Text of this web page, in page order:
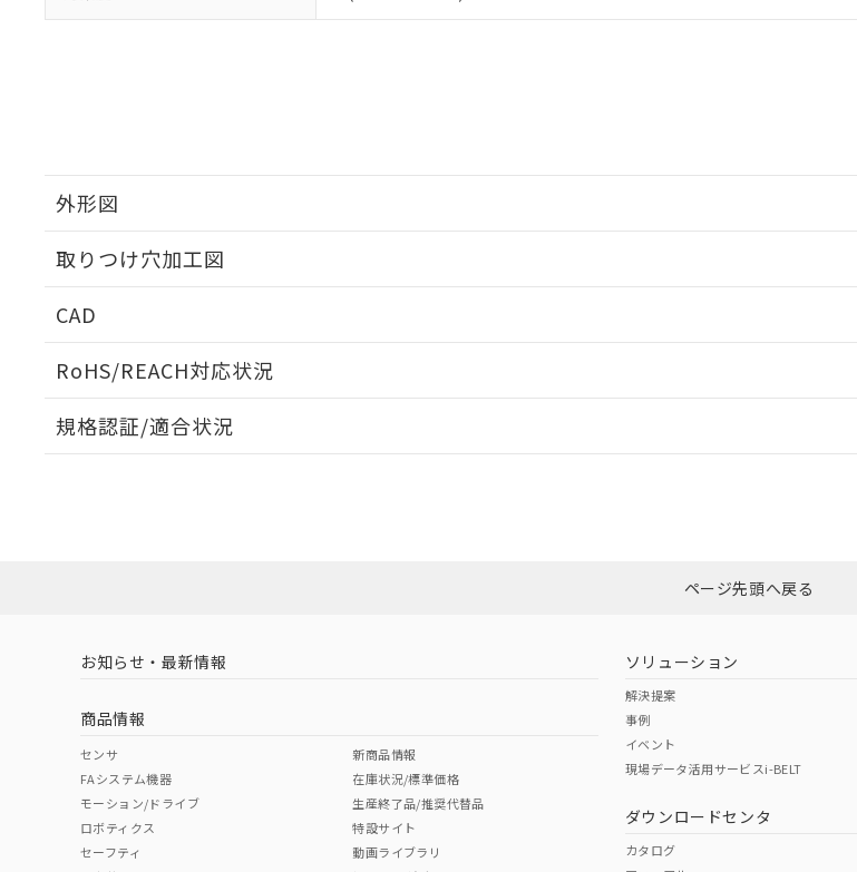
外形図
取りつけ穴加工図
CAD
RoHS/REACH対応状況
EU RoHS 注意事項・凡例
ダウンロードはこちら
中国 RoHS 注意事項・凡例
中国 RoHS表
Pb Hg Cr(VI)
規格認証/適合状況
ページ先頭へ戻る
お知らせ・最新情報
商品情報
センサ
FAシステム機器
モーション/ドライブ
ロボティクス
セーフティ
新商品情報
在庫状況/標準価格
生産終了品/推奨代替品
特設サイト
動画ライブラリ
ソリューション
解決提案
事例
イベント
現場データ活用サービスi-BELT
ダウンロードセンタ
カタログ